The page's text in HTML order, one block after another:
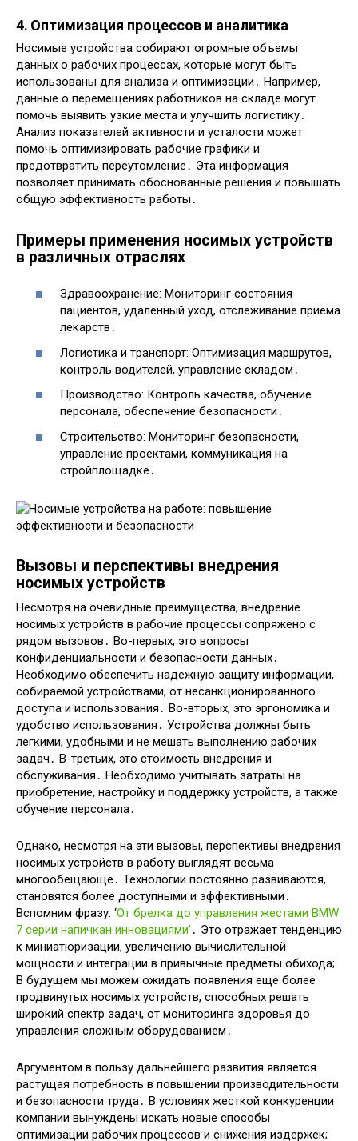
4․ Оптимизация процессов и аналитика
Носимые устройства собирают огромные объемы
данных о рабочих процессах, которые могут быть
использованы для анализа и оптимизации․ Например,
данные о перемещениях работников на складе могут
помочь выявить узкие места и улучшить логистику․
Анализ показателей активности и усталости может
помочь оптимизировать рабочие графики и
предотвратить переутомление․ Эта информация
позволяет принимать обоснованные решения и повышать
общую эффективность работы․
Примеры применения носимых устройств
в различных отраслях
Здравоохранение: Мониторинг состояния
пациентов, удаленный уход, отслеживание приема
лекарств․
Логистика и транспорт: Оптимизация маршрутов,
контроль водителей, управление складом․
Производство: Контроль качества, обучение
персонала, обеспечение безопасности․
Строительство: Мониторинг безопасности,
управление проектами, коммуникация на
стройплощадке․
Вызовы и перспективы внедрения
носимых устройств
Несмотря на очевидные преимущества, внедрение
носимых устройств в рабочие процессы сопряжено с
рядом вызовов․ Во-первых, это вопросы
конфиденциальности и безопасности данных․
Необходимо обеспечить надежную защиту информации,
собираемой устройствами, от несанкционированного
доступа и использования․ Во-вторых, это эргономика и
удобство использования․ Устройства должны быть
легкими, удобными и не мешать выполнению рабочих
задач․ В-третьих, это стоимость внедрения и
обслуживания․ Необходимо учитывать затраты на
приобретение, настройку и поддержку устройств, а также
обучение персонала․
Однако, несмотря на эти вызовы, перспективы внедрения
носимых устройств в работу выглядят весьма
многообещающе․ Технологии постоянно развиваются,
становятся более доступными и эффективными․
Вспомним фразу: ‘От брелка до управления жестами BMW
7 серии напичкан инновациями’ ․ Это отражает тенденцию
к миниатюризации, увеличению вычислительной
мощности и интеграции в привычные предметы обихода;
В будущем мы можем ожидать появления еще более
продвинутых носимых устройств, способных решать
широкий спектр задач, от мониторинга здоровья до
управления сложным оборудованием․
Аргументом в пользу дальнейшего развития является
растущая потребность в повышении производительности
и безопасности труда․ В условиях жесткой конкуренции
компании вынуждены искать новые способы
оптимизации рабочих процессов и снижения издержек;